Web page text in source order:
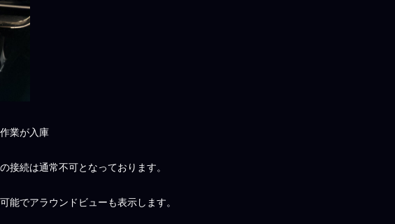
業が入庫
接続は通常不可となっております。
能でアラウンドビューも表示します。